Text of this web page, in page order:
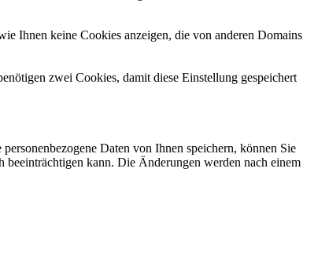
Ihnen keine Cookies anzeigen, die von anderen Domains
zwei Cookies, damit diese Einstellung gespeichert
Daten von Ihnen speichern, können Sie
beeinträchtigen kann. Die Änderungen werden nach einem